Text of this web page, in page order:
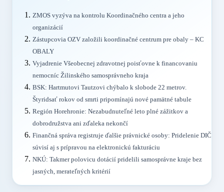
ZMOS vyzýva na kontrolu Koordinačného centra a jeho
organizácií
Zástupcovia OZV založili koordinačné centrum pre obaly – KC
OBALY
Vyjadrenie Všeobecnej zdravotnej poisťovne k financovaniu
nemocníc Žilinského samosprávneho kraja
BSK: Hartmutovi Tautzovi chýbalo k slobode 22 metrov.
Štyridsať rokov od smrti pripomínajú nové pamätné tabule
Región Horehronie: Nezabudnuteľné leto plné zážitkov a
dobrodružstva ani zďaleka nekončí
Finančná správa registruje ďalšie právnické osoby: Pridelenie DIČ
súvisí aj s prípravou na elektronickú fakturáciu
NKÚ: Takmer polovicu dotácií pridelili samosprávne kraje bez
jasných, merateľných kritérií